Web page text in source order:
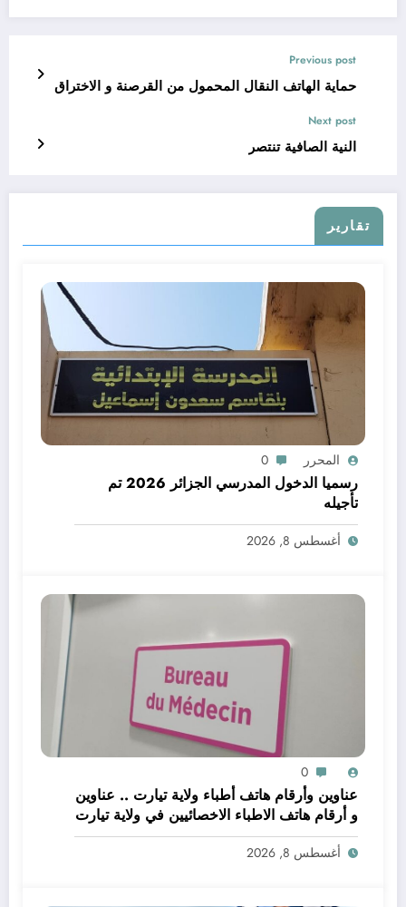
Previous post
حماية الهاتف النقال المحمول من القرصنة و الاختراق
Next post
النية الصافية تنتصر
تقارير
المحرر 0
رسميا الدخول المدرسي الجزائر 2026 تم
تأجيله
أغسطس 8, 2026
0
عناوين وأرقام هاتف أطباء ولاية تيارت .. عناوين
و أرقام هاتف الاطباء الاخصائيين في ولاية تيارت
أغسطس 8, 2026